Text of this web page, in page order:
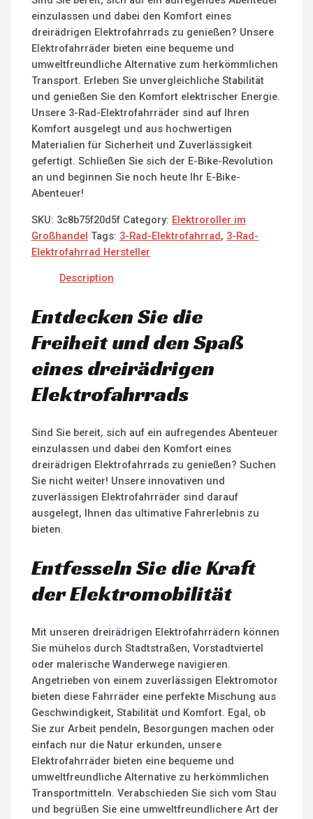
einzulassen und dabei den Komfort eines
dreirädrigen Elektrofahrrads zu genießen? Unsere
Elektrofahrräder bieten eine bequeme und
umweltfreundliche Alternative zum herkömmlichen
Transport. Erleben Sie unvergleichliche Stabilität
und genießen Sie den Komfort elektrischer Energie.
Unsere 3-Rad-Elektrofahrräder sind auf Ihren
Komfort ausgelegt und aus hochwertigen
Materialien für Sicherheit und Zuverlässigkeit
gefertigt. Schließen Sie sich der E-Bike-Revolution
an und beginnen Sie noch heute Ihr E-Bike-
Abenteuer!
SKU: 3c8b75f20d5f Category: Elektroroller im
Großhandel Tags: 3-Rad-Elektrofahrrad, 3-Rad-
Elektrofahrrad Hersteller
Description
Entdecken Sie die
Freiheit und den Spaß
eines dreirädrigen
Elektrofahrrads
Sind Sie bereit, sich auf ein aufregendes Abenteuer
einzulassen und dabei den Komfort eines
dreirädrigen Elektrofahrrads zu genießen? Suchen
Sie nicht weiter! Unsere innovativen und
zuverlässigen Elektrofahrräder sind darauf
ausgelegt, Ihnen das ultimative Fahrerlebnis zu
bieten.
Entfesseln Sie die Kraft
der Elektromobilität
Mit unseren dreirädrigen Elektrofahrrädern können
Sie mühelos durch Stadtstraßen, Vorstadtviertel
oder malerische Wanderwege navigieren.
Angetrieben von einem zuverlässigen Elektromotor
bieten diese Fahrräder eine perfekte Mischung aus
Geschwindigkeit, Stabilität und Komfort. Egal, ob
Sie zur Arbeit pendeln, Besorgungen machen oder
einfach nur die Natur erkunden, unsere
Elektrofahrräder bieten eine bequeme und
umweltfreundliche Alternative zu herkömmlichen
Transportmitteln. Verabschieden Sie sich vom Stau
und begrüßen Sie eine umweltfreundlichere Art der